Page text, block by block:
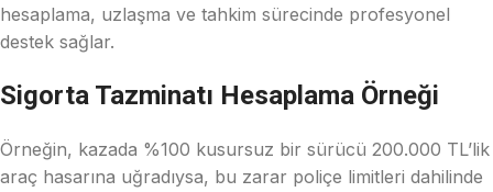
hesaplama, uzlaşma ve tahkim sürecinde profesyonel
destek sağlar.
Sigorta Tazminatı Hesaplama Örneği
Örneğin, kazada %100 kusursuz bir sürücü 200.000 TL’lik
araç hasarına uğradıysa, bu zarar poliçe limitleri dahilinde